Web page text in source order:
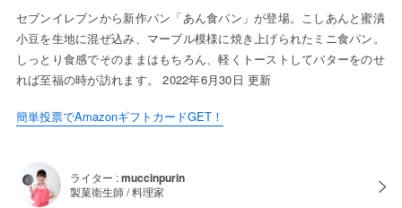
セブンイレブンから新作パン「あん食パン」が登場。こしあんと蜜漬
小豆を生地に混ぜ込み、マーブル模様に焼き上げられたミニ食パン。
しっとり食感でそのままはもちろん、軽くトーストしてバターをのせ
れば至福の時が訪れます。 2022年6月30日 更新
簡単投票でAmazonギフトカードGET！
ライター :muccinpurin
製菓衛生師 / 料理家